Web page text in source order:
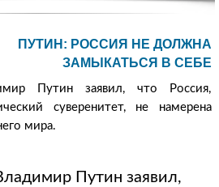
ПУТИН: РОССИЯ НЕ ДОЛЖНА
ЗАМЫКАТЬСЯ В СЕБЕ
Путин заявил, что Россия,
суверенитет, не намерена
мира.
Путин заявил,